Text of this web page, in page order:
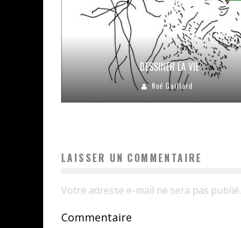
DESSINER LA VIE
Noé Gaillard
LAISSER UN COMMENTAIRE
Votre adresse e-mail ne sera pas publié.
Commentaire